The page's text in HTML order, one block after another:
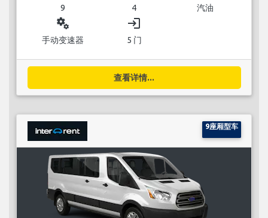
9 4 汽油
miscellaneous_services
手动变速器
login
5 门
查看详情...
9座厢型车